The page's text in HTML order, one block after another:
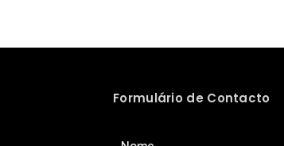
Formulário de Contacto